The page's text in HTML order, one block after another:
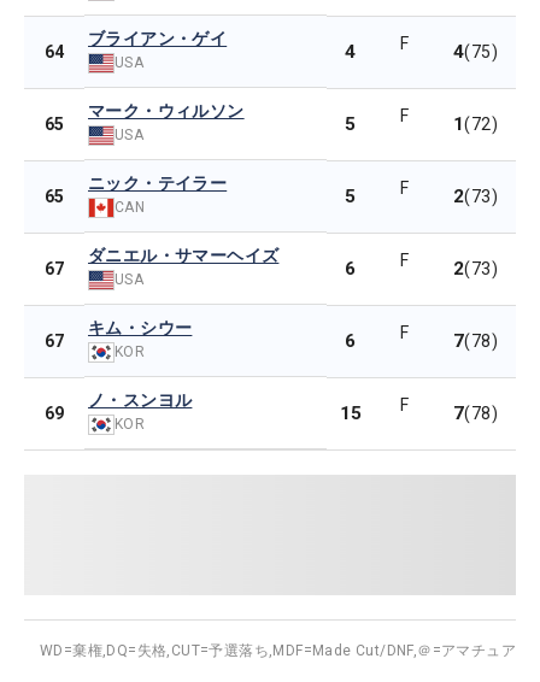
64
ブライアン・ゲイ
USA 4 F 4(75)
65
マーク・ウィルソン
USA 5 F 1(72)
65
ニック・テイラー
CAN 5 F 2(73)
67
ダニエル・サマーヘイズ
USA 6 F 2(73)
67
キム・シウー
KOR 6 F 7(78)
69
ノ・スンヨル
KOR 15 F 7(78)
WD=棄権, DQ=失格, CUT=予選落ち, MDF=Made Cut/DNF,＠=アマチュア